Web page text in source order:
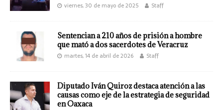
viernes, 30 de mayo de 2025 Staff
Sentencian a 210 años de prisión a hombre
que mató a dos sacerdotes de Veracruz
martes, 14 de abril de 2026 Staff
Diputado Iván Quiroz destaca atención a las
causas como eje de la estrategia de seguridad
en Oaxaca